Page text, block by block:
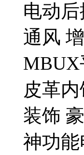
电动
通风
MBUX
皮革
装饰
神功